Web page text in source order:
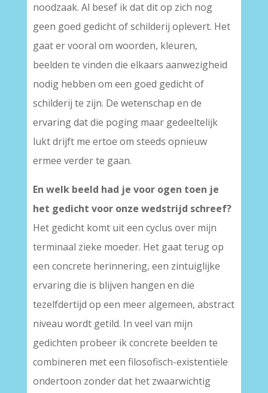
noodzaak. Al besef ik dat dit op zich nog
geen goed gedicht of schilderij oplevert. Het
gaat er vooral om woorden, kleuren,
beelden te vinden die elkaars aanwezigheid
nodig hebben om een goed gedicht of
schilderij te zijn. De wetenschap en de
ervaring dat die poging maar gedeeltelijk
lukt drijft me ertoe om steeds opnieuw
ermee verder te gaan.
En welk beeld had je voor ogen toen je
het gedicht voor onze wedstrijd schreef?
Het gedicht komt uit een cyclus over mijn
terminaal zieke moeder. Het gaat terug op
een concrete herinnering, een zintuiglijke
ervaring die is blijven hangen en die
tezelfdertijd op een meer algemeen, abstract
niveau wordt getild. In veel van mijn
gedichten probeer ik concrete beelden te
combineren met een filosofisch-existentiële
ondertoon zonder dat het zwaarwichtig